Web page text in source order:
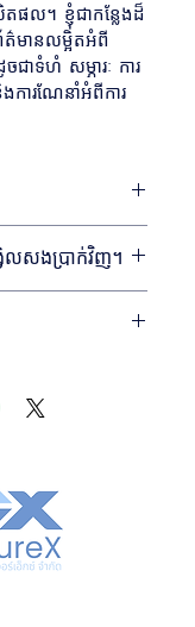
ផល។ ខ្ញុំជាកន្លែងដ៏
ត៌មានលម្អិតអំពី
ាទំហំ សម្ភារៈ ការ
ការណែនាំអំពីការ
ដូចជា ទំហំ សម្ភារៈ ការ
ារសម្អាត ។ នេះក៏ជា
វអ្វីដែលធ្វើឱ្យ
របៀបដែលអតិថិជន
សងប្រាក់វិញ។
ក្នុងករណីដែលពួកគេមិន
ញ និងការផ្លាស់ប្តូរងាយ
តអតិថិជន
បង្វិលសងប្រាក់វិញ
រគឺជាវិធីដ៏ល្អមួយក្នុង
ចទិញដោយទំនុកចិត្ត។
ការវេចខ្ចប់
បស់អ្នកគឺជាវិធីដ៏ល្អ
ត្ត និងធានាដល់
េអាចទិញពីអ្នកដោយ